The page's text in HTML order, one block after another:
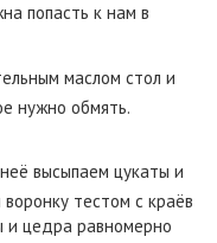
попасть к нам в
маслом стол и
нужно обмять.
высыпаем цукаты и
тестом с краёв
и цедра равномерно